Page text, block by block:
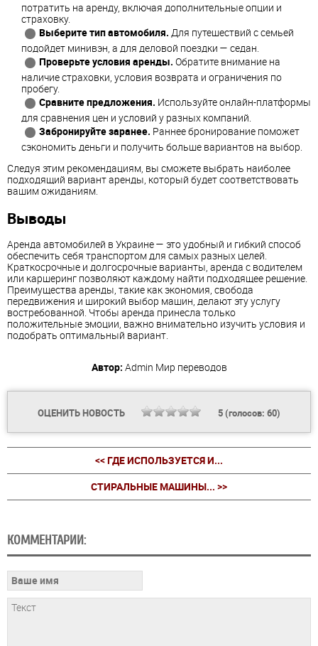
потратить на аренду, включая дополнительные опции и
страховку.
Выберите тип автомобиля. Для путешествий с семьей
подойдет минивэн, а для деловой поездки — седан.
Проверьте условия аренды. Обратите внимание на
наличие страховки, условия возврата и ограничения по
пробегу.
Сравните предложения. Используйте онлайн-платформы
для сравнения цен и условий у разных компаний.
Забронируйте заранее. Раннее бронирование поможет
сэкономить деньги и получить больше вариантов на выбор.
Следуя этим рекомендациям, вы сможете выбрать наиболее
подходящий вариант аренды, который будет соответствовать
вашим ожиданиям.
Выводы
Аренда автомобилей в Украине — это удобный и гибкий способ
обеспечить себя транспортом для самых разных целей.
Краткосрочные и долгосрочные варианты, аренда с водителем
или каршеринг позволяют каждому найти подходящее решение.
Преимущества аренды, такие как экономия, свобода
передвижения и широкий выбор машин, делают эту услугу
востребованной. Чтобы аренда принесла только
положительные эмоции, важно внимательно изучить условия и
подобрать оптимальный вариант.
Автор: Admin Мир переводов
ОЦЕНИТЬ НОВОСТЬ 5(голосов: 60)
<< ГДЕ ИСПОЛЬЗУЕТСЯ И...
СТИРАЛЬНЫЕ МАШИНЫ... >>
КОММЕНТАРИИ: